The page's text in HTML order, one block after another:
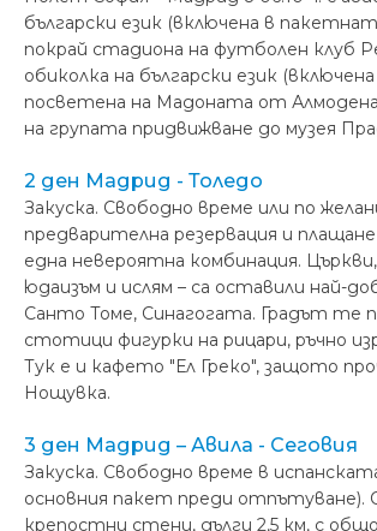
български език (включена в
покрай стадиона на футболен клуб
обиколка на български език
посветена на Мадоната от
на групата придвижване до музея
2 ден Мадрид - Толедо
Закуска. Свободно време или по
предварителна резервация и
една невероятна комбинация.
юдаизъм и ислям – са оставили най-
Санто Томе, Синагогата. Градът те
стотици фигурки на рицари, ръчно
Тук е и кафето "Ел Греко", защото
Нощувка.
3 ден Мадрид – Авила - Сеговия
Закуска. Свободно време в
основния пакет преди отпътуване).
крепостни стени, дълги 2,5 км, с